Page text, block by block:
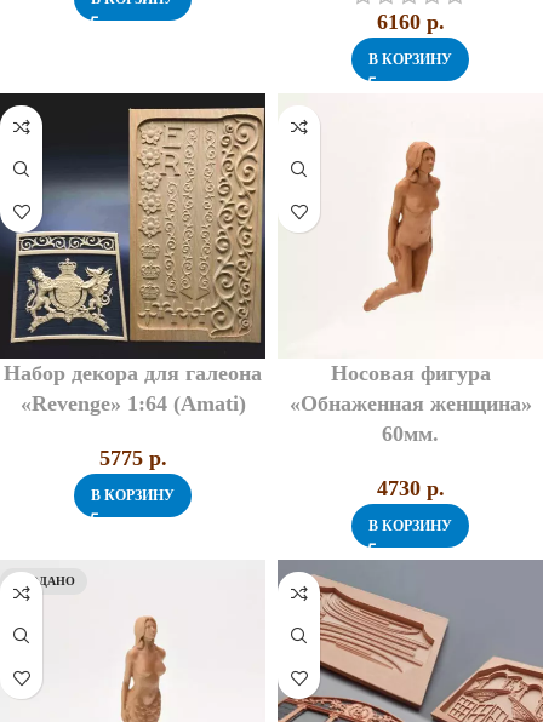
6160 p.
В КОРЗИНУ
Набор декора для галеона
«Revenge» 1:64 (Amati)
5775 p.
В КОРЗИНУ
Носовая фигура
«Обнаженная женщина»
60мм.
4730 p.
В КОРЗИНУ
ПРОДАНО